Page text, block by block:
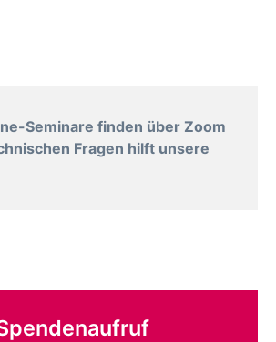
Seminare finden über Zoom
Fragen hilft unsere